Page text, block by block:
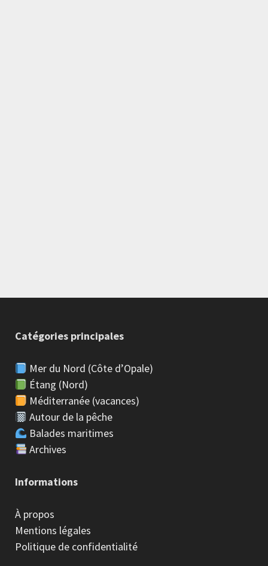
Catégories principales
Mer du Nord (Côte d’Opale)
Étang (Nord)
Méditerranée (vacances)
Autour de la pêche
Balades maritimes
Archives
Informations
À propos
Mentions légales
Politique de confidentialité